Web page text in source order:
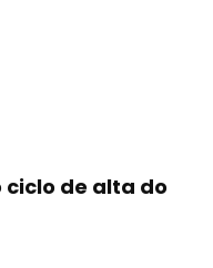
ciclo de alta do